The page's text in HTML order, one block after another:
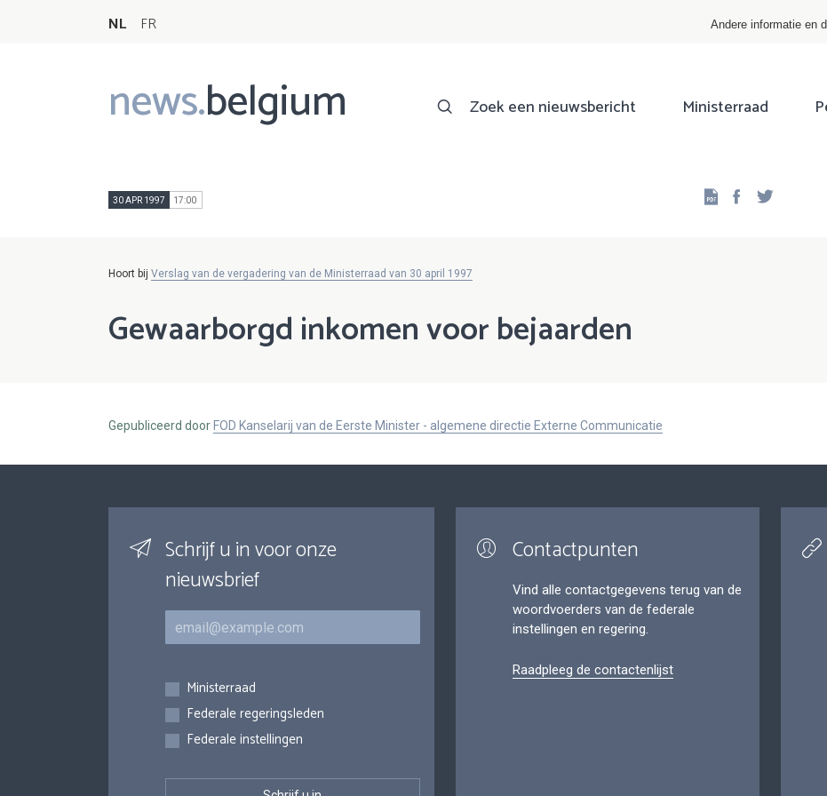
NL FR Andere informatie en
news.belgium
Main
navigation
Zoek een nieuwsbericht Ministerraad
30 APR 1997 17:00 Facebook
Hoort bij Verslag van de vergadering van de Ministerraad van 30 april 1997
Gewaarborgd inkomen voor bejaarden
Gepubliceerd door FOD Kanselarij van de Eerste Minister - algemene directie Externe Communicatie
Schrijf u in voor onze
nieuwsbrief
E-mail
Inschrijvingen
Ministerraad
Federale regeringsleden
Federale instellingen
Contactpunten
Vind alle contactgegevens terug van de
woordvoerders van de federale
instellingen en regering.
Raadpleeg de contactenlijst